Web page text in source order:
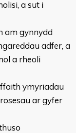
a sut i
am gynnydd
adfer, a
a rheoli
ymyriadau
ar gyfer